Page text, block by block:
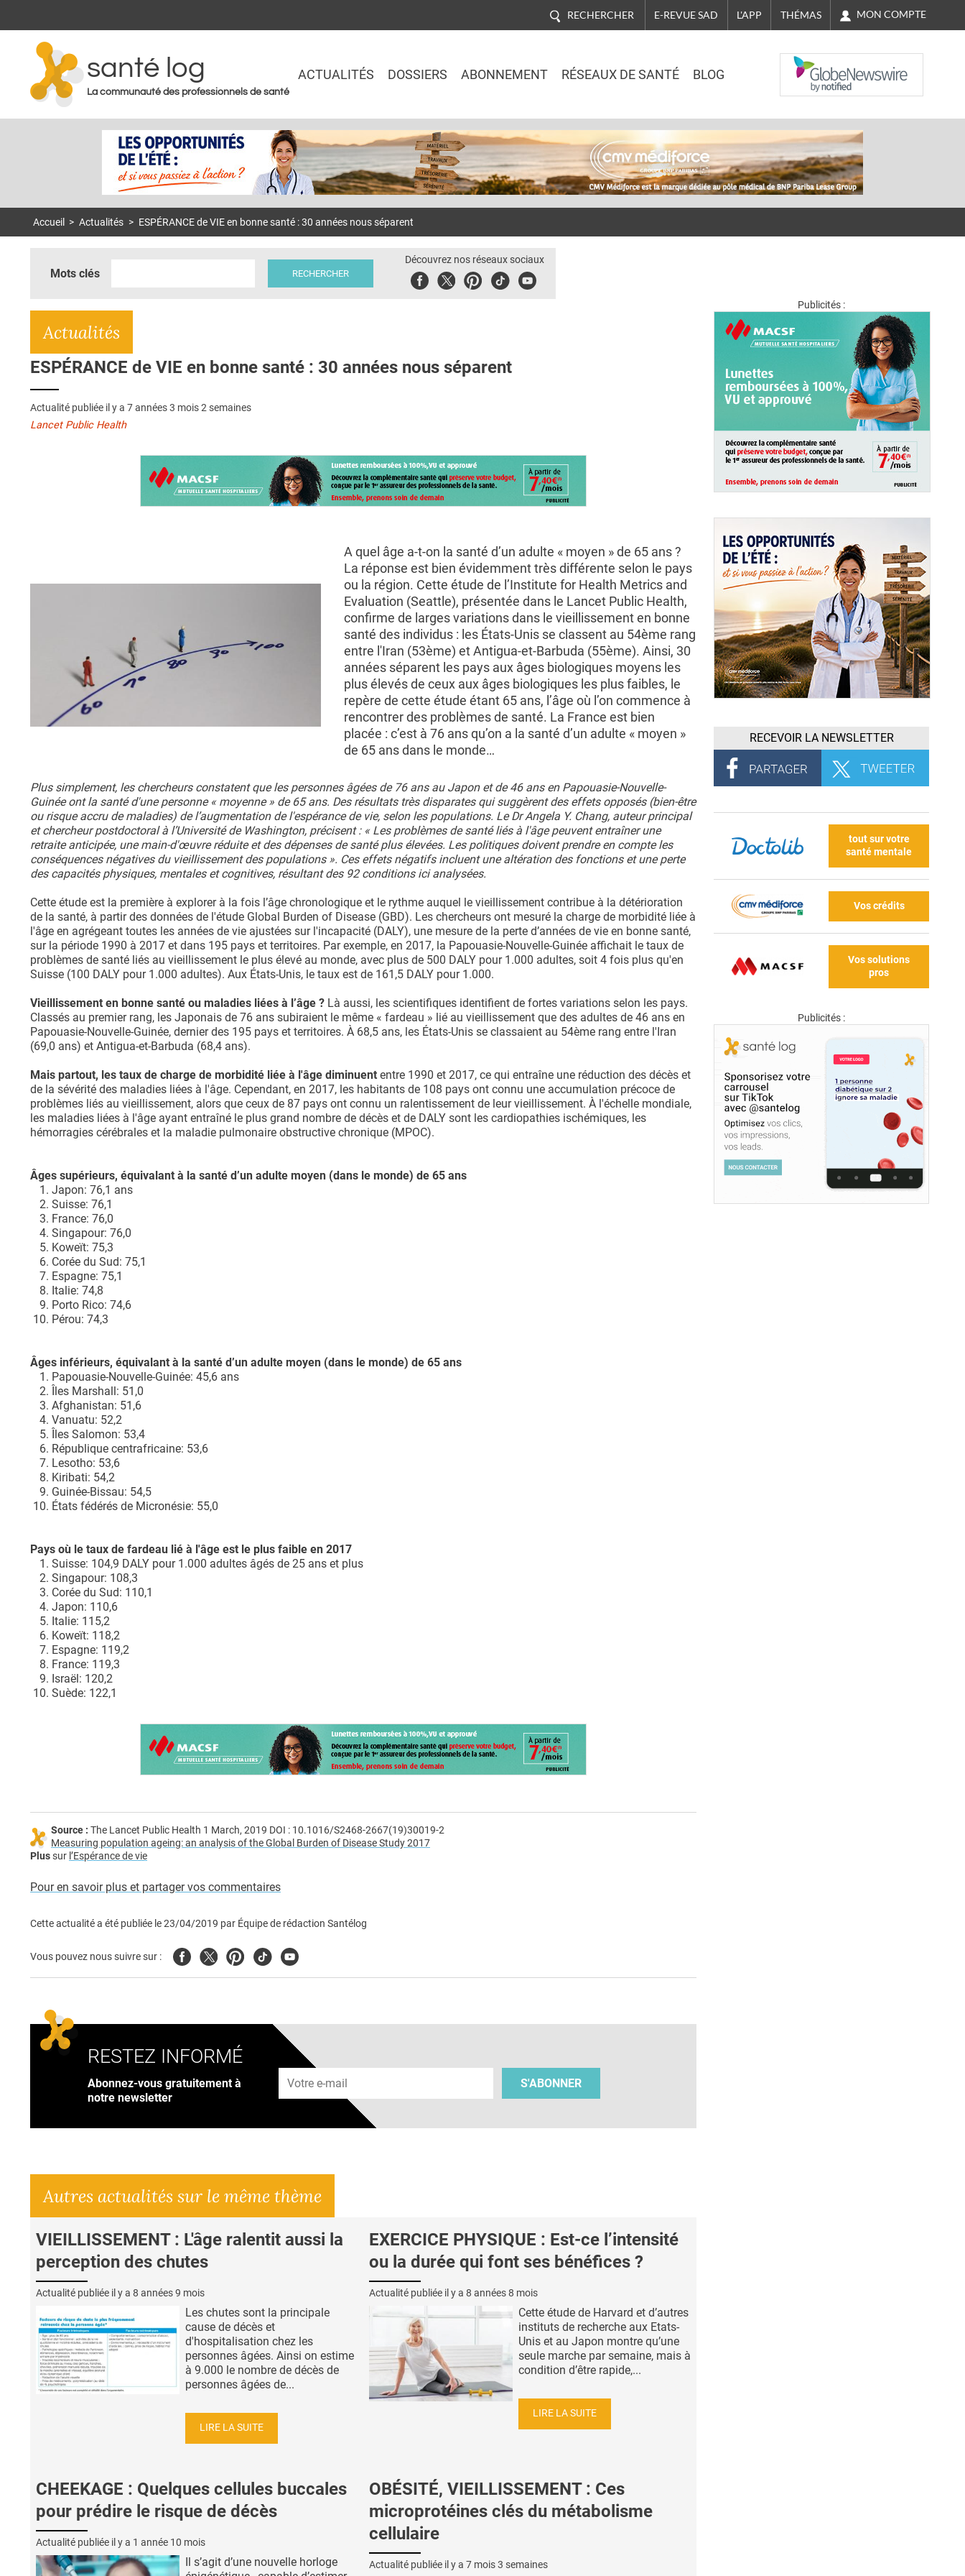
RECHERCHER E-REVUE SAD L'APP THÉMAS MON COMPTE
santé log
La communauté des professionnels de santé
ACTUALITÉS DOSSIERS ABONNEMENT RÉSEAUX DE SANTÉ BLOG
NASDAQ
Accueil > Actualités > ESPÉRANCE de VIE en bonne santé : 30 années nous séparent
Mots clés
Découvrez nos réseaux sociaux
FacebookTwitterPinterest
TiktokYoubute
Actualités
ESPÉRANCE de VIE en bonne santé : 30 années nous séparent
Actualité publiée il y a 7 années 3 mois 2 semaines
Lancet Public Health
A quel âge a-t-on la santé d’un adulte « moyen » de 65 ans ?
La réponse est bien évidemment très différente selon le pays
ou la région. Cette étude de l’Institute for Health Metrics and
Evaluation (Seattle), présentée dans le Lancet Public Health,
confirme de larges variations dans le vieillissement en bonne
santé des individus : les États-Unis se classent au 54ème rang
entre l'Iran (53ème) et Antigua-et-Barbuda (55ème). Ainsi, 30
années séparent les pays aux âges biologiques moyens les
plus élevés de ceux aux âges biologiques les plus faibles, le
repère de cette étude étant 65 ans, l’âge où l’on commence à
rencontrer des problèmes de santé. La France est bien
placée : c’est à 76 ans qu’on a la santé d’un adulte « moyen »
de 65 ans dans le monde…
Plus simplement, les chercheurs constatent que les personnes âgées de 76 ans au Japon et de 46 ans en Papouasie-Nouvelle-
Guinée ont la santé d'une personne « moyenne » de 65 ans. Des résultats très disparates qui suggèrent des effets opposés (bien-être
ou risque accru de maladies) de l’augmentation de l'espérance de vie, selon les populations. Le Dr Angela Y. Chang, auteur principal
et chercheur postdoctoral à l’Université de Washington, précisent : « Les problèmes de santé liés à l'âge peuvent entraîner une
retraite anticipée, une main-d'œuvre réduite et des dépenses de santé plus élevées. Les politiques doivent prendre en compte les
conséquences négatives du vieillissement des populations ». Ces effets négatifs incluent une altération des fonctions et une perte
des capacités physiques, mentales et cognitives, résultant des 92 conditions ici analysées.
Cette étude est la première à explorer à la fois l’âge chronologique et le rythme auquel le vieillissement contribue à la détérioration
de la santé, à partir des données de l'étude Global Burden of Disease (GBD). Les chercheurs ont mesuré la charge de morbidité liée à
l'âge en agrégeant toutes les années de vie ajustées sur l'incapacité (DALY), une mesure de la perte d’années de vie en bonne santé,
sur la période 1990 à 2017 et dans 195 pays et territoires. Par exemple, en 2017, la Papouasie-Nouvelle-Guinée affichait le taux de
problèmes de santé liés au vieillissement le plus élevé au monde, avec plus de 500 DALY pour 1.000 adultes, soit 4 fois plus qu'en
Suisse (100 DALY pour 1.000 adultes). Aux États-Unis, le taux est de 161,5 DALY pour 1.000.
Vieillissement en bonne santé ou maladies liées à l’âge ? Là aussi, les scientifiques identifient de fortes variations selon les pays.
Classés au premier rang, les Japonais de 76 ans subiraient le même « fardeau » lié au vieillissement que des adultes de 46 ans en
Papouasie-Nouvelle-Guinée, dernier des 195 pays et territoires. À 68,5 ans, les États-Unis se classaient au 54ème rang entre l'Iran
(69,0 ans) et Antigua-et-Barbuda (68,4 ans).
Mais partout, les taux de charge de morbidité liée à l'âge diminuent entre 1990 et 2017, ce qui entraîne une réduction des décès et
de la sévérité des maladies liées à l'âge. Cependant, en 2017, les habitants de 108 pays ont connu une accumulation précoce de
problèmes liés au vieillissement, alors que ceux de 87 pays ont connu un ralentissement de leur vieillissement. À l'échelle mondiale,
les maladies liées à l'âge ayant entraîné le plus grand nombre de décès et de DALY sont les cardiopathies ischémiques, les
hémorragies cérébrales et la maladie pulmonaire obstructive chronique (MPOC).
Âges supérieurs, équivalant à la santé d’un adulte moyen (dans le monde) de 65 ans
Japon: 76,1 ans
Suisse: 76,1
France: 76,0
Singapour: 76,0
Koweït: 75,3
Corée du Sud: 75,1
Espagne: 75,1
Italie: 74,8
Porto Rico: 74,6
Pérou: 74,3
Âges inférieurs, équivalant à la santé d’un adulte moyen (dans le monde) de 65 ans
Papouasie-Nouvelle-Guinée: 45,6 ans
Îles Marshall: 51,0
Afghanistan: 51,6
Vanuatu: 52,2
Îles Salomon: 53,4
République centrafricaine: 53,6
Lesotho: 53,6
Kiribati: 54,2
Guinée-Bissau: 54,5
États fédérés de Micronésie: 55,0
Pays où le taux de fardeau lié à l'âge est le plus faible en 2017
Suisse: 104,9 DALY pour 1.000 adultes âgés de 25 ans et plus
Singapour: 108,3
Corée du Sud: 110,1
Japon: 110,6
Italie: 115,2
Koweït: 118,2
Espagne: 119,2
France: 119,3
Israël: 120,2
Suède: 122,1
Source : The Lancet Public Health 1 March, 2019 DOI : 10.1016/S2468-2667(19)30019-2
Measuring population ageing: an analysis of the Global Burden of Disease Study 2017
Plussur l’Espérance de vie
Pour en savoir plus et partager vos commentaires
Cette actualité a été publiée le23/04/2019 par Équipe de rédaction Santélog
Vous pouvez nous suivre sur : FacebookTwitterPinterest
TiktokYoutube
RESTEZ INFORMÉ
Abonnez-vous gratuitement à
notre newsletter
Adresse e-mail
S'ABONNER
Autres actualités sur le même thème
VIEILLISSEMENT : L'âge ralentit aussi la
perception des chutes
Actualité publiée il y a 8 années 9 mois
Les chutes sont la principale
cause de décès et
d'hospitalisation chez les
personnes âgées. Ainsi on estime
à 9.000 le nombre de décès de
personnes âgées de...
LIRE LA SUITE
EXERCICE PHYSIQUE : Est-ce l’intensité
ou la durée qui font ses bénéfices ?
Actualité publiée il y a 8 années 8 mois
Cette étude de Harvard et d’autres
instituts de recherche aux Etats-
Unis et au Japon montre qu’une
seule marche par semaine, mais à
condition d’être rapide,...
LIRE LA SUITE
CHEEKAGE : Quelques cellules buccales
pour prédire le risque de décès
Actualité publiée il y a 1 année 10 mois
Il s’agit d’une nouvelle horloge
OBÉSITÉ, VIEILLISSEMENT : Ces
microprotéines clés du métabolisme
cellulaire
Actualité publiée il y a 7 mois 3 semaines
Publicités :
RECEVOIR LA NEWSLETTER
tout sur votre
santé mentale
Vos crédits
Vos solutions
pros
Publicités :